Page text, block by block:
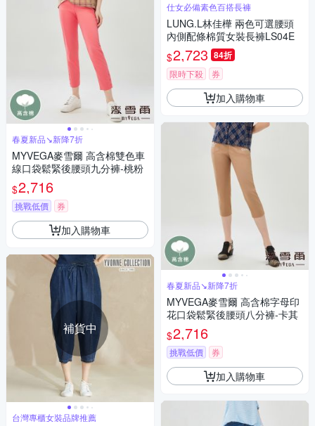
春夏新品↘新降7折
MYVEGA麥雪爾 高含棉雙色車
線口袋鬆緊後腰頭九分褲-桃粉
$2,716
挑戰低價 券
加入購物車
補貨中
台灣專櫃女裝品牌推薦
仕女必備素色百搭長褲
LUNG.L林佳樺 兩色可選腰頭
內側配條棉質女裝長褲LS04E
$2,723 84折
限時下殺 券
加入購物車
春夏新品↘新降7折
MYVEGA麥雪爾 高含棉字母印
花口袋鬆緊後腰頭八分褲-卡其
$2,716
挑戰低價 券
加入購物車